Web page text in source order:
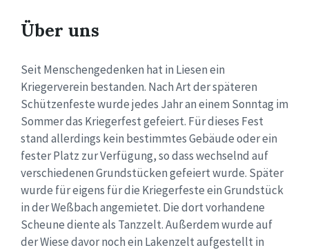
Über uns
Seit Menschengedenken hat in Liesen ein
Kriegerverein bestanden. Nach Art der späteren
Schützenfeste wurde jedes Jahr an einem Sonntag im
Sommer das Kriegerfest gefeiert. Für dieses Fest
stand allerdings kein bestimmtes Gebäude oder ein
fester Platz zur Verfügung, so dass wechselnd auf
verschiedenen Grundstücken gefeiert wurde. Später
wurde für eigens für die Kriegerfeste ein Grundstück
in der Weßbach angemietet. Die dort vorhandene
Scheune diente als Tanzzelt. Außerdem wurde auf
der Wiese davor noch ein Lakenzelt aufgestellt in